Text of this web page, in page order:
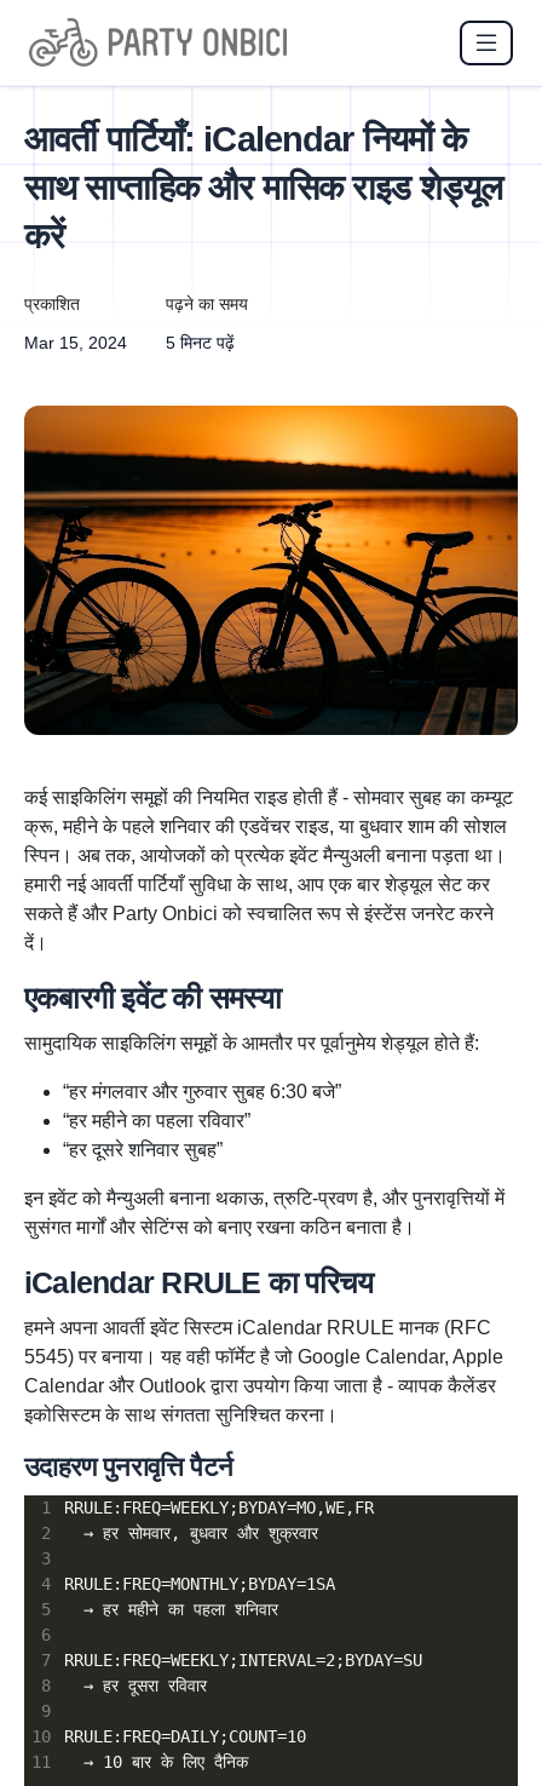
आवर्ती पार्टियाँ: iCalendar नियमों के
साथ साप्ताहिक और मासिक राइड शेड्यूल
करें
प्रकाशित
Mar 15, 2024
पढ़ने का समय
5 मिनट पढ़ें
कई साइकिलिंग समूहों की नियमित राइड होती हैं - सोमवार सुबह का कम्यूट
क्रू, महीने के पहले शनिवार की एडवेंचर राइड, या बुधवार शाम की सोशल
स्पिन। अब तक, आयोजकों को प्रत्येक इवेंट मैन्युअली बनाना पड़ता था।
हमारी नई आवर्ती पार्टियाँ सुविधा के साथ, आप एक बार शेड्यूल सेट कर
सकते हैं और Party Onbici को स्वचालित रूप से इंस्टेंस जनरेट करने
दें।
एकबारगी इवेंट की समस्या
सामुदायिक साइकिलिंग समूहों के आमतौर पर पूर्वानुमेय शेड्यूल होते हैं:
“हर मंगलवार और गुरुवार सुबह 6:30 बजे”
“हर महीने का पहला रविवार”
“हर दूसरे शनिवार सुबह”
इन इवेंट को मैन्युअली बनाना थकाऊ, त्रुटि-प्रवण है, और पुनरावृत्तियों में
सुसंगत मार्गों और सेटिंग्स को बनाए रखना कठिन बनाता है।
iCalendar RRULE का परिचय
हमने अपना आवर्ती इवेंट सिस्टम iCalendar RRULE मानक (RFC
5545) पर बनाया। यह वही फॉर्मेट है जो Google Calendar, Apple
Calendar और Outlook द्वारा उपयोग किया जाता है - व्यापक कैलेंडर
इकोसिस्टम के साथ संगतता सुनिश्चित करना।
उदाहरण पुनरावृत्ति पैटर्न
1
3
4
5
6
7
8
9
10
11